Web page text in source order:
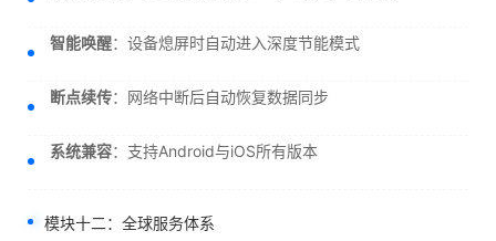
智能唤醒：设备熄屏时自动进入深度节能模式
断点续传：网络中断后自动恢复数据同步
系统兼容：支持Android与iOS所有版本
模块十二：全球服务体系